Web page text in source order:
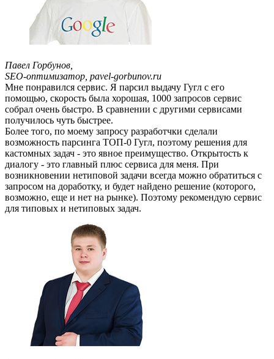
Павел Горбунов,
SEO-оптимизатор, pavel-gorbunov.ru
Мне понравился сервис. Я парсил выдачу Гугл с его
помощью, скорость была хорошая, 1000 запросов сервис
собрал очень быстро. В сравнении с другими сервисами
получилось чуть быстрее.
Более того, по моему запросу разработчки сделали
возможность парсинга ТОП-0 Гугл, поэтому решения для
кастомных задач - это явное преимущество. Открытость к
диалогу - это главный плюс сервиса для меня. При
возникновении нетиповой задачи всегда можно обратиться с
запросом на доработку, и будет найдено решение (которого,
возможно, еще и нет на рынке). Поэтому рекомендую сервис
для типовых и нетиповых задач.